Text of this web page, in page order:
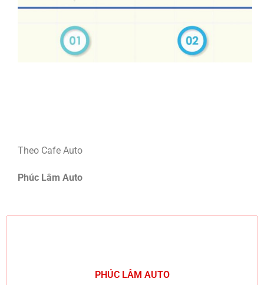
Theo Cafe Auto
Phúc Lâm Auto
PHÚC LÂM AUTO